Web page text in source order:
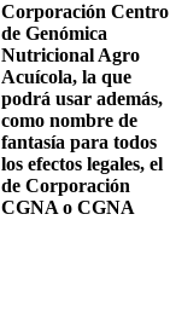
Corporación Centro
de Genómica
Nutricional Agro
Acuícola, la que
podrá usar además,
como nombre de
fantasía para todos
los efectos legales, el
de Corporación
CGNA o CGNA